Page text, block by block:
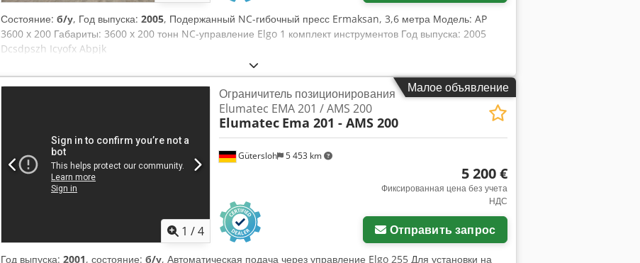
Состояние: б/у, Год выпуска: 2005, Подержанный NC-гибочный пресс Ermaksan, 3,6 метра Модель: AP
3600 x 200 Габариты: 3600 x 200 тонн NC-управление Elgo 1 комплект инструментов Год выпуска: 2005
Dcsdpszh Icyofx Abpjk
Малое объявление
1 /4
Gütersloh 5 453 km
Ограничитель позиционирования
Elumatec EMA 201 / AMS 200
Elumatec Ema 201 - AMS 200
5 200 €
Фиксированная цена без учета
НДС
Отправить запрос
Год выпуска: 2001, состояние: б/у, Автоматическая подача через управление Elgo 255 Для установки на